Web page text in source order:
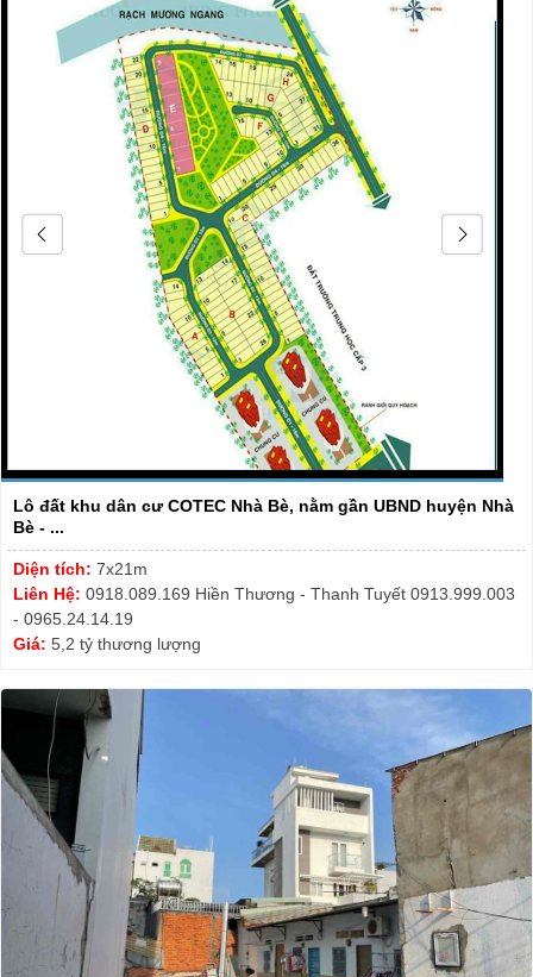
Lô đất khu dân cư COTEC Nhà Bè, nằm gần UBND huyện Nhà
Bè - ...
Diện tích: 7x21m
Liên Hệ: 0918.089.169 Hiền Thương - Thanh Tuyết 0913.999.003
- 0965.24.14.19
Giá: 5,2 tỷ thương lượng